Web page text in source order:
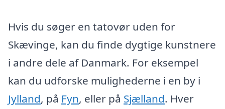
Hvis du søger en tatovør uden for
Skævinge, kan du finde dygtige kunstnere
i andre dele af Danmark. For eksempel
kan du udforske mulighederne i en by i
Jylland, på Fyn, eller på Sjælland. Hver